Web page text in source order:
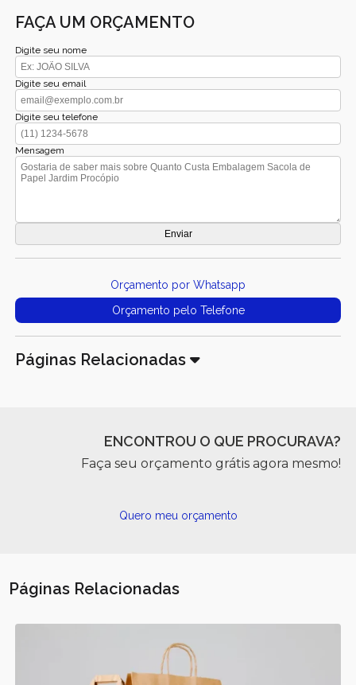
FAÇA UM ORÇAMENTO
Digite seu nome
Digite seu email
Digite seu telefone
Mensagem
Orçamento por Whatsapp
Orçamento pelo Telefone
Páginas Relacionadas
ENCONTROU O QUE PROCURAVA?
Faça seu orçamento grátis agora mesmo!
Quero meu orçamento
Páginas Relacionadas